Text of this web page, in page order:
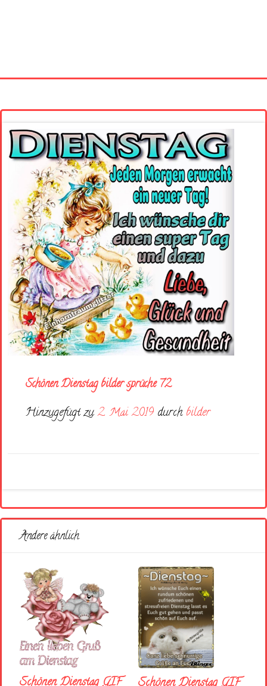
Schönen Dienstag bilder sprüche 72
Hinzugefügt zu2. Mai 2019 durch bilder
Andere ähnlich